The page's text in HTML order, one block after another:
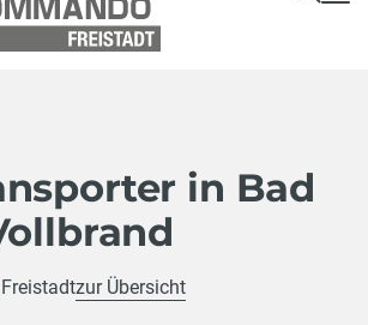
in Bad
zur Übersicht